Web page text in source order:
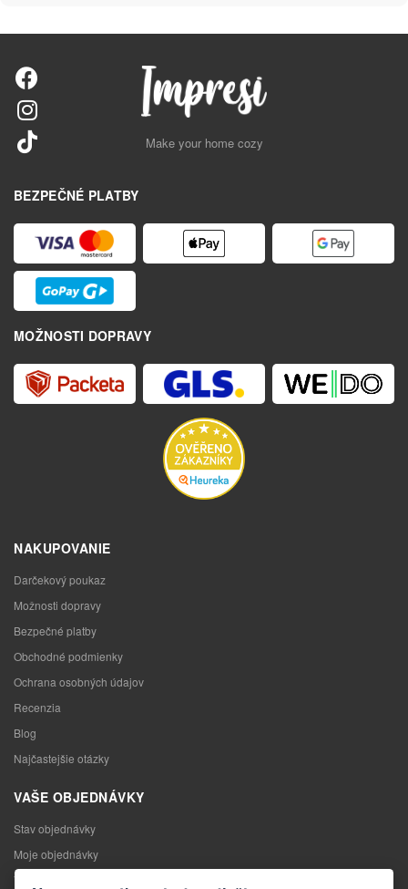
Make your home cozy
BEZPEČNÉ PLATBY
MOŽNOSTI DOPRAVY
NAKUPOVANIE
Darčekový poukaz
Možnosti dopravy
Bezpečné platby
Obchodné podmienky
Ochrana osobných údajov
Recenzia
Blog
Najčastejšie otázky
VAŠE OBJEDNÁVKY
Stav objednávky
Moje objednávky
Výmena tovaru